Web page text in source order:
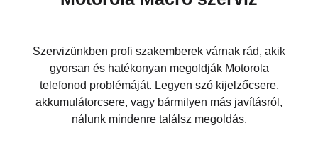
Szervizünkben profi szakemberek várnak rád, akik
gyorsan és hatékonyan megoldják Motorola
telefonod problémáját. Legyen szó kijelzőcsere,
akkumulátorcsere, vagy bármilyen más javításról,
nálunk mindenre találsz megoldás.